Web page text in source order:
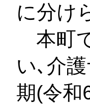
に分け
本町
い､介
期(令和